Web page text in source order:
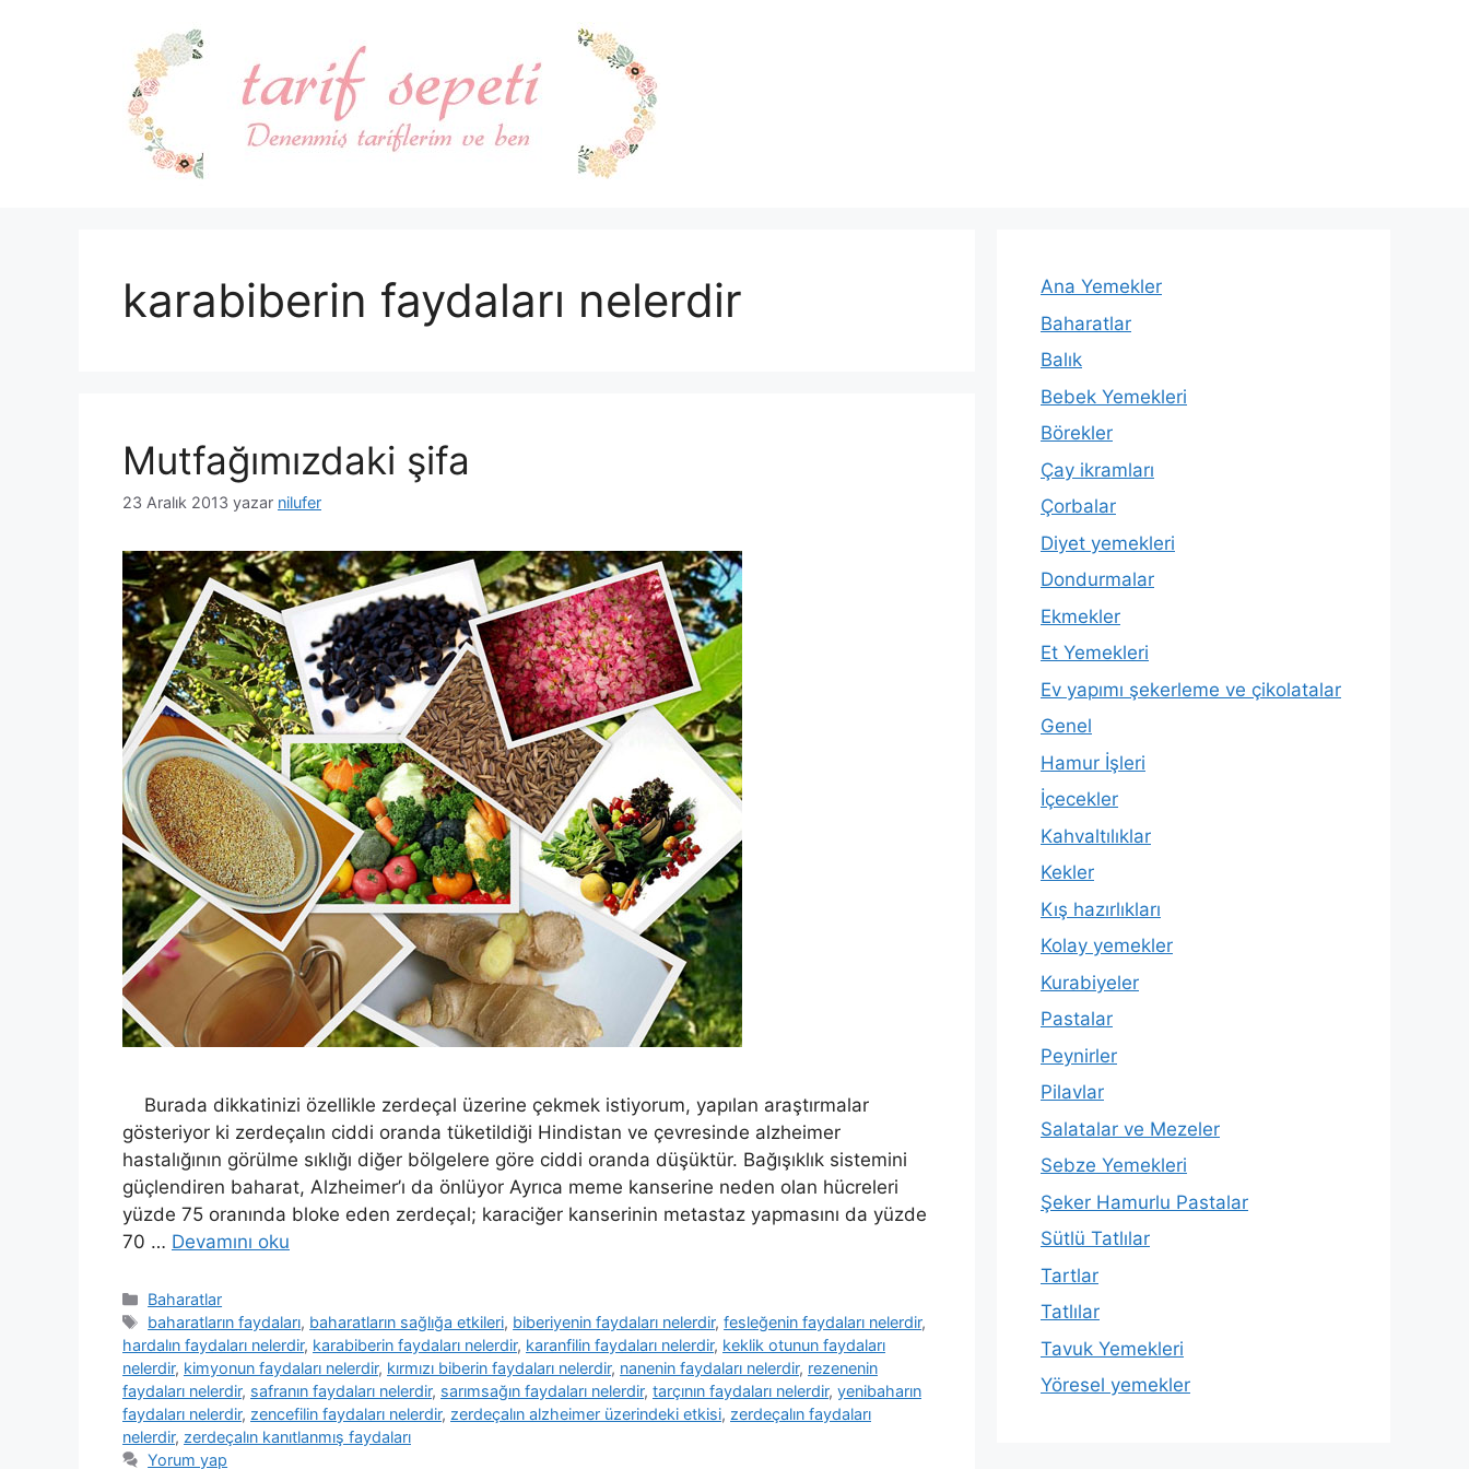
karabiberin faydaları nelerdir
Mutfağımızdaki şifa
23 Aralık 2013 yazar nilufer
Burada dikkatinizi özellikle zerdeçal üzerine çekmek istiyorum, yapılan araştırmalar
gösteriyor ki zerdeçalın ciddi oranda tüketildiği Hindistan ve çevresinde alzheimer
hastalığının görülme sıklığı diğer bölgelere göre ciddi oranda düşüktür. Bağışıklık sistemini
güçlendiren baharat, Alzheimer’ı da önlüyor Ayrıca meme kanserine neden olan hücreleri
yüzde 75 oranında bloke eden zerdeçal; karaciğer kanserinin metastaz yapmasını da yüzde
70 … Devamını oku
Kategoriler
Baharatlar
Etiketler
baharatların faydaları, baharatların sağlığa etkileri, biberiyenin faydaları nelerdir,fesleğenin faydaları nelerdir,
hardalın faydaları nelerdir, karabiberin faydaları nelerdir, karanfilin faydaları nelerdir, keklik otunun faydaları
nelerdir, kimyonun faydaları nelerdir, kırmızı biberin faydaları nelerdir, nanenin faydaları nelerdir, rezenenin
faydaları nelerdir, safranın faydaları nelerdir, sarımsağın faydaları nelerdir, tarçının faydaları nelerdir, yenibaharın
faydaları nelerdir, zencefilin faydaları nelerdir, zerdeçalın alzheimer üzerindeki etkisi, zerdeçalın faydaları
nelerdir, zerdeçalın kanıtlanmış faydaları
Yorum yap
Ana Yemekler
Baharatlar
Balık
Bebek Yemekleri
Börekler
Çay ikramları
Çorbalar
Diyet yemekleri
Dondurmalar
Ekmekler
Et Yemekleri
Ev yapımı şekerleme ve çikolatalar
Genel
Hamur İşleri
İçecekler
Kahvaltılıklar
Kekler
Kış hazırlıkları
Kolay yemekler
Kurabiyeler
Pastalar
Peynirler
Pilavlar
Salatalar ve Mezeler
Sebze Yemekleri
Şeker Hamurlu Pastalar
Sütlü Tatlılar
Tartlar
Tatlılar
Tavuk Yemekleri
Yöresel yemekler